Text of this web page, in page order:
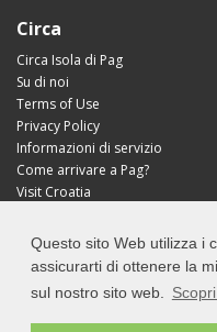
Questo sito Web utilizza i
assicurarti di ottenere la
sul nostro sito web.
Circa
Circa Isola di Pag
Su di noi
Terms of Use
Privacy Policy
Informazioni di servizio
Come arrivare a Pag?
Visit Croatia